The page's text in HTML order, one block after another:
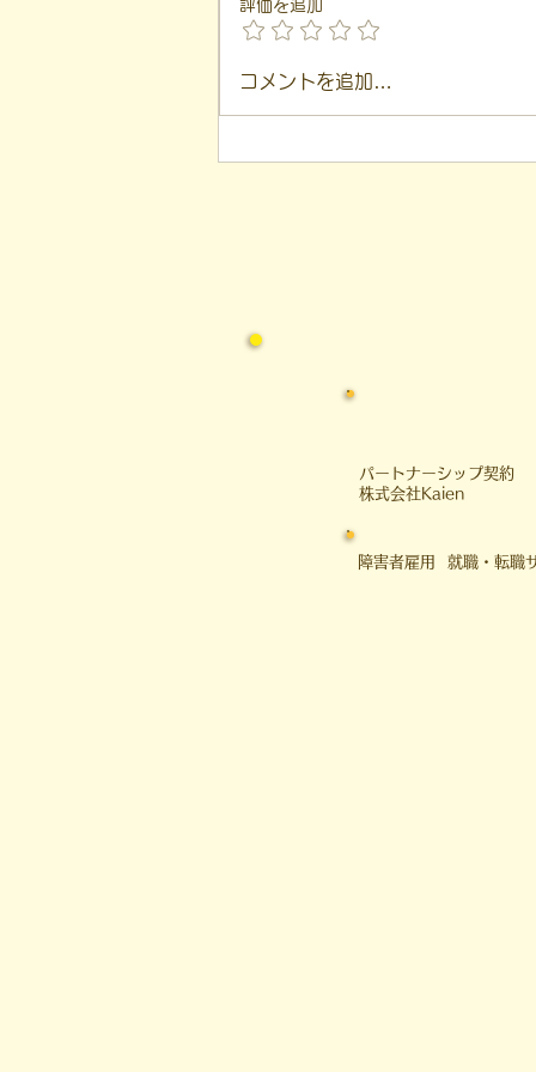
【代表ブログ】「目の前の小
評価を追加
コメントを追加…
​パートナーシップ契約
​株式会社Kaien
障害者雇用 就職・転職